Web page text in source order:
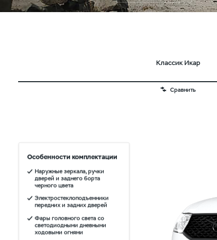
Классик Икар
Сравнить
Особенности комплектации
Наружные зеркала, ручки
дверей и заднего борта
черного цвета
Электростеклоподъемники
передних и задних дверей
Фары головного света со
светодиодными дневными
ходовыми огнями